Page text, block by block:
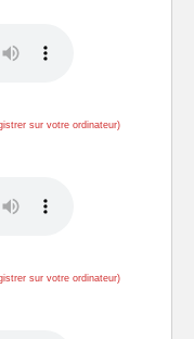
sur votre ordinateur)
sur votre ordinateur)